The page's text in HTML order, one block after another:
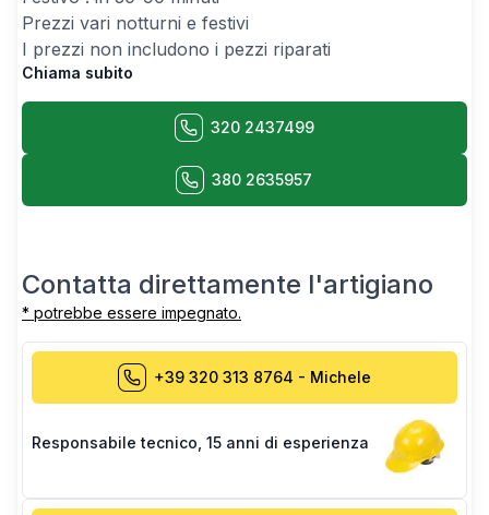
Prezzi vari notturni e festivi
I prezzi non includono i pezzi riparati
Chiama subito
320 2437499
380 2635957
Contatta direttamente l'artigiano
* potrebbe essere impegnato.
+39 320 313 8764 - Michele
Responsabile tecnico 15 anni di esperienza